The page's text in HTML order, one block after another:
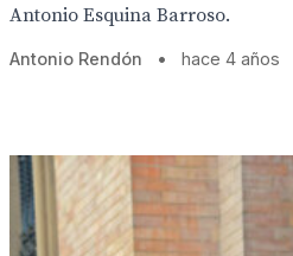
Antonio Esquina Barroso.
Antonio Rendón • hace 4 años